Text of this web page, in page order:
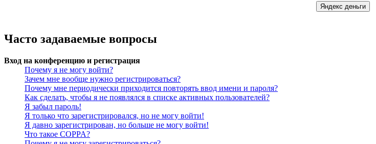
Часто задаваемые вопросы
Вход на конференцию и регистрация
Почему я не могу войти?
Зачем мне вообще нужно регистрироваться?
Почему мне периодически приходится повторять ввод имени и пароля?
Как сделать, чтобы я не появлялся в списке активных пользователей?
Я забыл пароль!
Я только что зарегистрировался, но не могу войти!
Я давно зарегистрирован, но больше не могу войти!
Что такое COPPA?